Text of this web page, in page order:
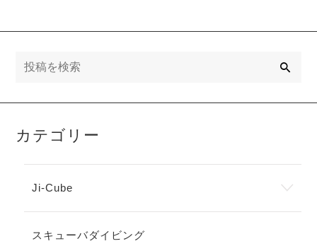
カテゴリー
Ji-Cube
スキューバダイビング